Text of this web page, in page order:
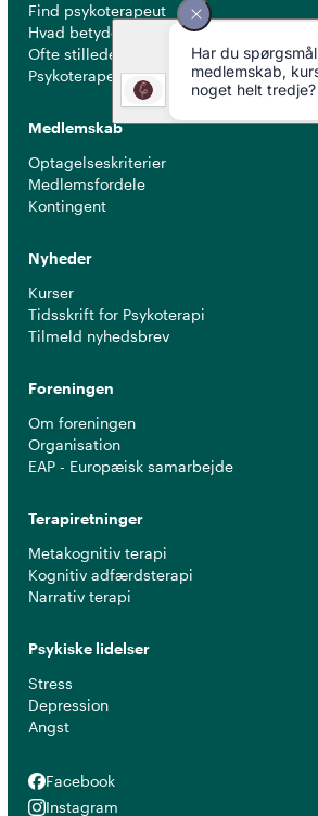
Find psykoterapeut
Hvad betyder titlen 'psykoterapeut MPF' ?
Ofte stillede spørgsmål
Psykoterapeuter nær dig
Medlemskab
Optagelseskriterier
Medlemsfordele
Kontingent
Nyheder
Kurser
Tidsskrift for Psykoterapi
Tilmeld nyhedsbrev
Foreningen
Om foreningen
Organisation
EAP - Europæisk samarbejde
Terapiretninger
Metakognitiv terapi
Kognitiv adfærdsterapi
Narrativ terapi
Psykiske lidelser
Stress
Depression
Angst
Facebook
Facebook
Instagram
Instagram